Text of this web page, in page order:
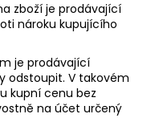
zboží je prodávající
nároku kupujícího
je prodávající
odstoupit. V takovém
kupní cenu bez
na účet určený